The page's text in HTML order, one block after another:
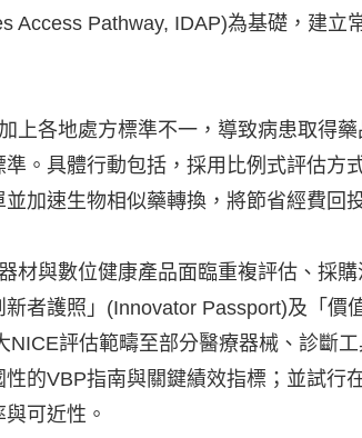
Access Pathway, IDAP)為基礎，建
上各地處方標準不一，導致病患取得
。具體行動包括，採用比例式評估方
加速生物相似藥轉換，將節省經費回
材與數位健康產品面臨重複評估、採
者護照」(Innovator Passport)及「價
評估範疇至部分醫療器械、診斷
的VBP指南與關鍵績效指標；並試行
可近性。